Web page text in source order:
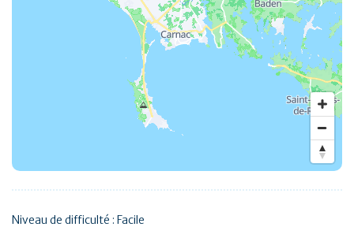
Niveau de difficulté : Facile